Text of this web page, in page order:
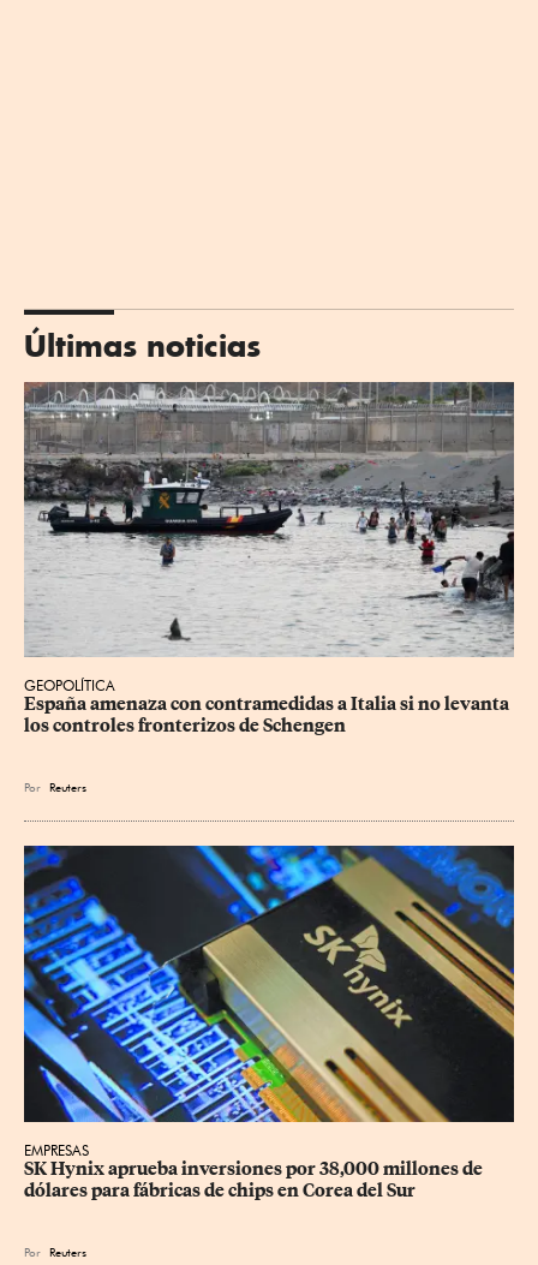
Últimas noticias
GEOPOLÍTICA
España amenaza con contramedidas a Italia si no levanta
los controles fronterizos de Schengen
Por Reuters
EMPRESAS
SK Hynix aprueba inversiones por 38,000 millones de
dólares para fábricas de chips en Corea del Sur
Por Reuters